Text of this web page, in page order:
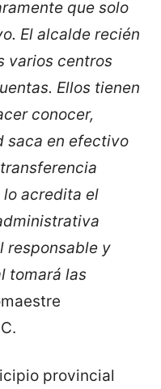
que solo
El alcalde recién
varios centros
Ellos tienen
conocer,
saca en efectivo
lo acredita el
responsable y
tomará las
provincial